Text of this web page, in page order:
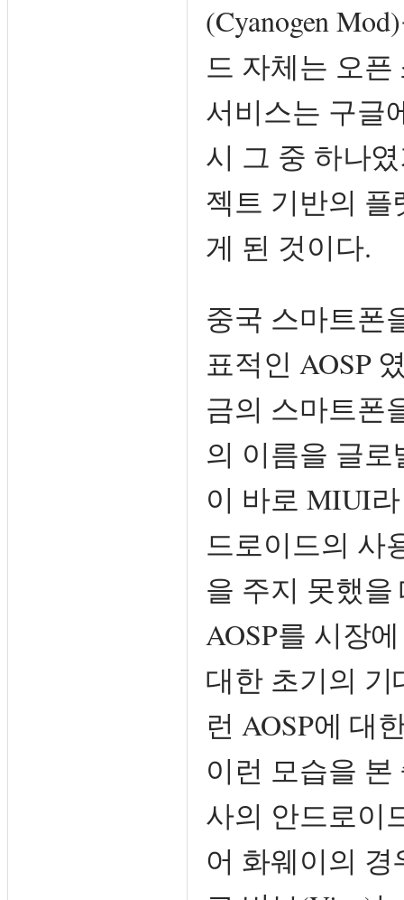
(Cyanogen
드 자체는 오
서비스는 구글
시 그 중 하나
젝트 기반의
게 된 것이다.
중국 스마트폰
표적인 AOSP
금의 스마트폰
의 이름을 글
이 바로 MIUI
드로이드의 사
을 주지 못했
AOSP를 시장
대한 초기의
런 AOSP에 대
이런 모습을
사의 안드로이
어 화웨이의